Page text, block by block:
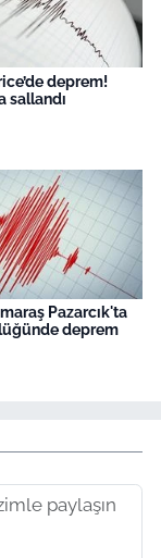
deprem!
sallandı
Pazarcık'ta
deprem